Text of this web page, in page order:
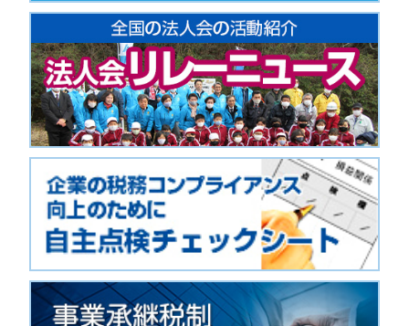
2024.10.07 ◇年末調整説明会のご案内◇
日時：11月21日（木） 午後2時～4時
場所：南国市地域交流センターMIARE!ホール
住所：南国市大埇甲２１１７番地（大篠小学校
お車は、建物西側の道路に面した第2駐車場をご
受講：無料（会員に限らず、法人個人どなたで
年末調整・決算研修会
申込はFAXまたはメール『
お問い合わせ』よ